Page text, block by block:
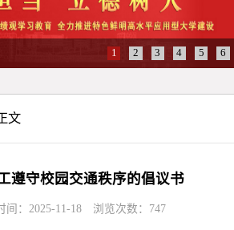
1 2 3 4 5 6
文
遵守校园交通秩序的倡议书
间：2025-11-18 浏览次数： 747